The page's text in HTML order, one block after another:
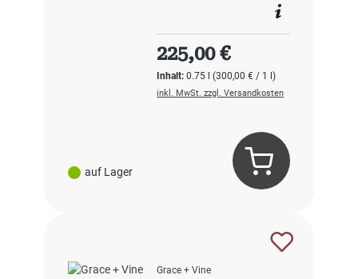
auf Lager
Inhalt:0.75 l(300,00 € / 1 l)
Regulärer Preis:
225,00 €
inkl. MwSt. zzgl. Versandkosten
Grace + Vine